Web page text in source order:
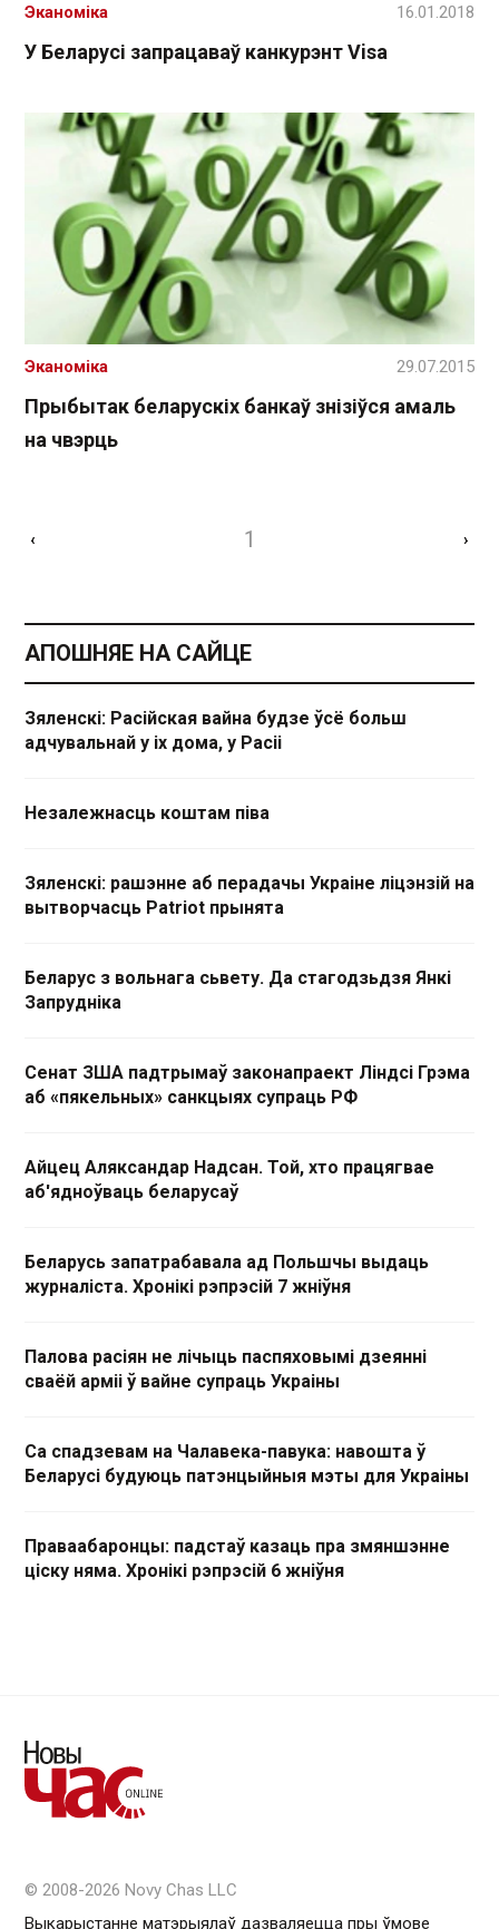
У Беларусі запрацаваў канкурэнт Visa
Эканоміка 16.01.2018
Прыбытак беларускіх банкаў знізіўся амаль
на чвэрць
Эканоміка 29.07.2015
‹ 1 ›
АПОШНЯЕ НА САЙЦЕ
Зяленскі: Расійская вайна будзе ўсё больш
адчувальнай у іх дома, у Расіі
Незалежнасць коштам піва
Зяленскі: рашэнне аб перадачы Украіне ліцэнзій на
вытворчасць Patriot прынята
Беларус з вольнага сьвету. Да стагодзьдзя Янкі
Запрудніка
Сенат ЗША падтрымаў законапраект Ліндсі Грэма
аб «пякельных» санкцыях супраць РФ
Айцец Аляксандар Надсан. Той, хто працягвае
аб'ядноўваць беларусаў
Беларусь запатрабавала ад Польшчы выдаць
журналіста. Хронікі рэпрэсій 7 жніўня
Палова расіян не лічыць паспяховымі дзеянні
сваёй арміі ў вайне супраць Украіны
Са спадзевам на Чалавека-павука: навошта ў
Беларусі будуюць патэнцыйныя мэты для Украіны
Праваабаронцы: падстаў казаць пра змяншэнне
ціску няма. Хронікі рэпрэсій 6 жніўня
© 2008-2026 Novy Chas LLC
Выкарыстанне матэрыялаў дазваляецца пры ўмове